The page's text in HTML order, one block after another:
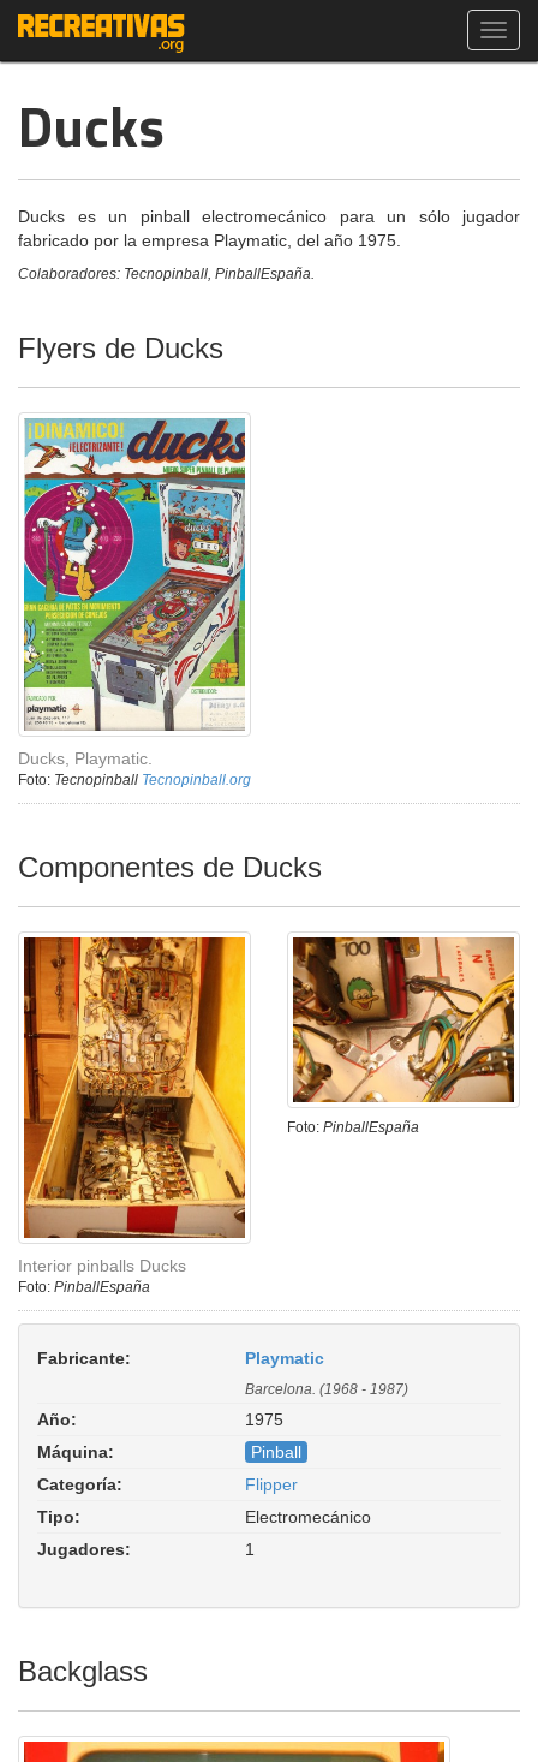
Ducks
Ducks es un pinball electromecánico para un sólo jugador
fabricado por la empresa Playmatic, del año 1975.
Colaboradores: Tecnopinball, PinballEspaña.
Flyers de Ducks
Ducks, Playmatic.
Foto: Tecnopinball Tecnopinball.org
Componentes de Ducks
Interior pinballs Ducks
Foto: PinballEspaña
Foto: PinballEspaña
Fabricante: Playmatic
Barcelona. (1968 - 1987)
Año:
1975
Máquina:
Pinball
Categoría:
Flipper
Tipo:
Electromecánico
Jugadores:
1
Backglass